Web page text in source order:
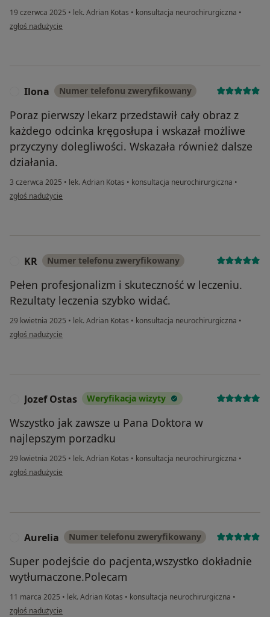
19 czerwca 2025 • lek. Adrian Kotas • konsultacja neurochirurgiczna •
w opinii użytkownika Teresa
zgłoś nadużycie
Ilona Numer telefonu zweryfikowany
Poraz pierwszy lekarz przedstawił cały obraz z
każdego odcinka kręgosłupa i wskazał możliwe
przyczyny dolegliwości. Wskazała również dalsze
działania.
3 czerwca 2025 • lek. Adrian Kotas • konsultacja neurochirurgiczna •
w opinii użytkownika Ilona
zgłoś nadużycie
KR Numer telefonu zweryfikowany
Pełen profesjonalizm i skuteczność w leczeniu.
Rezultaty leczenia szybko widać.
29 kwietnia 2025 • lek. Adrian Kotas • konsultacja neurochirurgiczna •
w opinii użytkownika KR
zgłoś nadużycie
Jozef Ostas Weryfikacja wizyty
Wszystko jak zawsze u Pana Doktora w
najlepszym porzadku
29 kwietnia 2025 • lek. Adrian Kotas • konsultacja neurochirurgiczna •
w opinii użytkownika Jozef Ostas
zgłoś nadużycie
Aurelia Numer telefonu zweryfikowany
Super podejście do pacjenta,wszystko dokładnie
wytłumaczone.Polecam
11 marca 2025 • lek. Adrian Kotas • konsultacja neurochirurgiczna •
w opinii użytkownika Aurelia
zgłoś nadużycie